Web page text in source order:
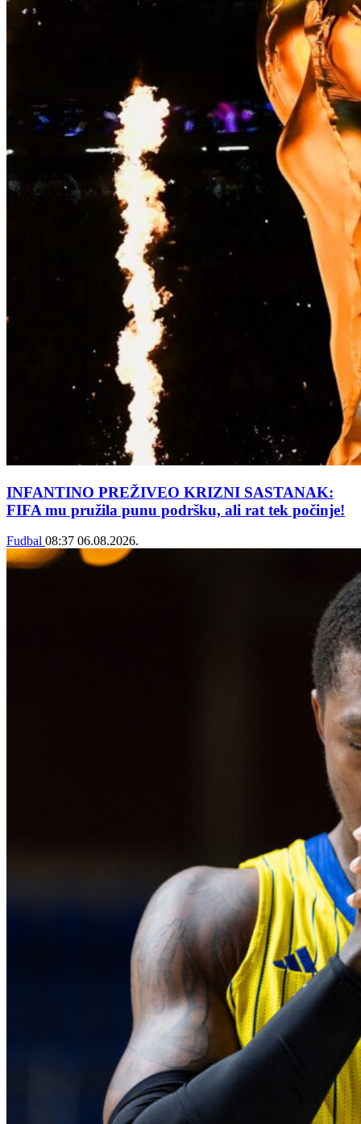
INFANTINO PREŽIVEO KRIZNI SASTANAK:
FIFA mu pružila punu podršku, ali rat tek počinje!
Fudbal 08:37 06.08.2026.